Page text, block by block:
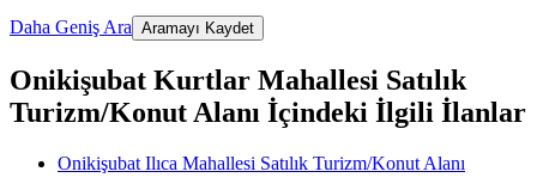
Daha Geniş Ara Aramayı Kaydet
Onikişubat Kurtlar Mahallesi Satılık
Turizm/Konut Alanı İçindeki İlgili İlanlar
Onikişubat Ilıca Mahallesi Satılık Turizm/Konut Alanı